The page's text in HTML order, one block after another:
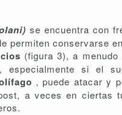
se encuentra con
permiten conservarse
(figura 3), a
si el
, puede atacar y
a veces en ciertas